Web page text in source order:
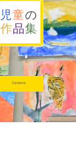
児童の
作品集
Update